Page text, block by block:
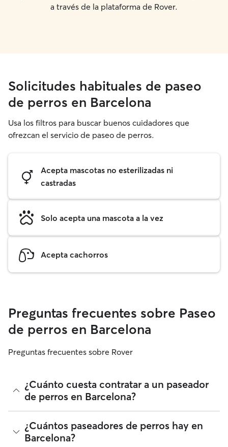
a través de la plataforma de Rover.
Solicitudes habituales de paseo
de perros en Barcelona
Usa los filtros para buscar buenos cuidadores que
ofrezcan el servicio de paseo de perros.
Acepta mascotas no esterilizadas ni
castradas
Solo acepta una mascota a la vez
Acepta cachorros
Preguntas frecuentes sobre Paseo
de perros en Barcelona
Preguntas frecuentes sobre Rover
¿Cuánto cuesta contratar a un paseador
de perros en Barcelona?
Los paseadores de perros de Rover tienen plena libertad
para fijar sus tarifas. El coste medio de un paseador de
perros en Barcelona en Rover en agosto 2026 fue de
¿Cuántos paseadores de perros hay en
Barcelona?